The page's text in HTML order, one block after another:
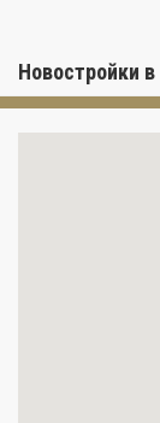
Новостройки